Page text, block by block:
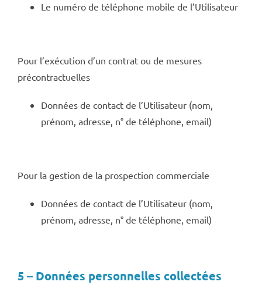
Le numéro de téléphone mobile de l’Utilisateur
Pour l’exécution d’un contrat ou de mesures
précontractuelles
Données de contact de l’Utilisateur (nom,
prénom, adresse, n° de téléphone, email)
Pour la gestion de la prospection commerciale
Données de contact de l’Utilisateur (nom,
prénom, adresse, n° de téléphone, email)
5 – Données personnelles collectées